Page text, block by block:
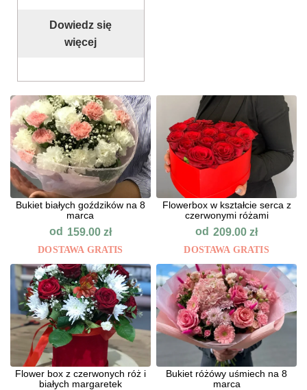
Dowiedz się
więcej
Bukiet białych goździków na 8
marca
od 159.00 zł
DOSTAWA GRATIS
Flowerbox w kształcie serca z
czerwonymi różami
od 209.00zł
DOSTAWA GRATIS
Flower box z czerwonych róż i
białych margaretek
Bukiet różówy uśmiech na 8
marca